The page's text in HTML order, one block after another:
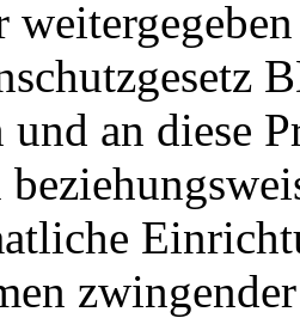
an diese